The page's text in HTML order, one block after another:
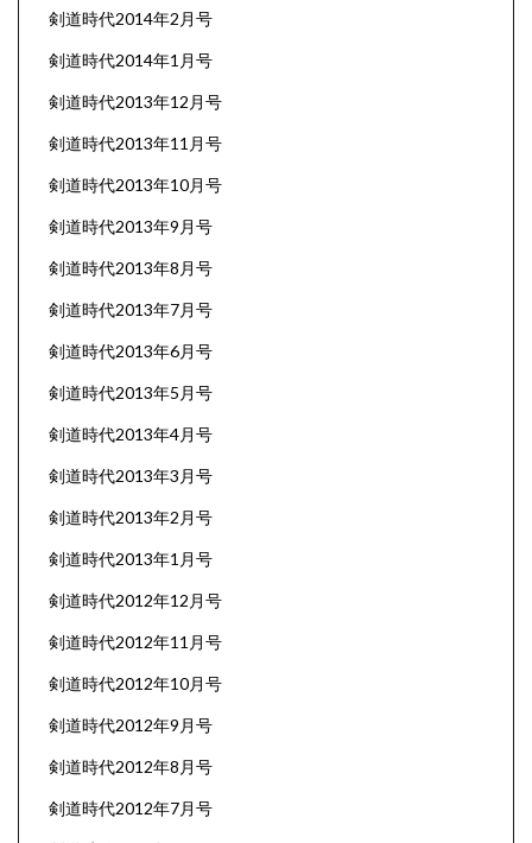
剣道時代2014年2月号
剣道時代2014年1月号
剣道時代2013年12月号
剣道時代2013年11月号
剣道時代2013年10月号
剣道時代2013年9月号
剣道時代2013年8月号
剣道時代2013年7月号
剣道時代2013年6月号
剣道時代2013年5月号
剣道時代2013年4月号
剣道時代2013年3月号
剣道時代2013年2月号
剣道時代2013年1月号
剣道時代2012年12月号
剣道時代2012年11月号
剣道時代2012年10月号
剣道時代2012年9月号
剣道時代2012年8月号
剣道時代2012年7月号